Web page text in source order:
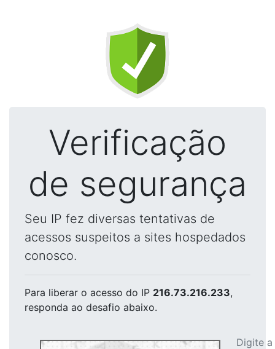
Verificação
de segurança
Seu IP fez diversas tentativas de
acessos suspeitos a sites hospedados
conosco.
Para liberar o acesso do IP 216.73.216.233,
responda ao desafio abaixo.
Digite